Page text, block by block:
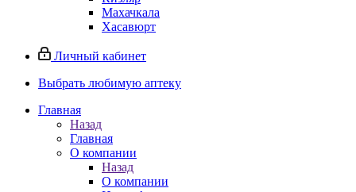
Махачкала
Хасавюрт
Личный кабинет
Выбрать любимую аптеку
Главная
Назад
Главная
О компании
Назад
О компании